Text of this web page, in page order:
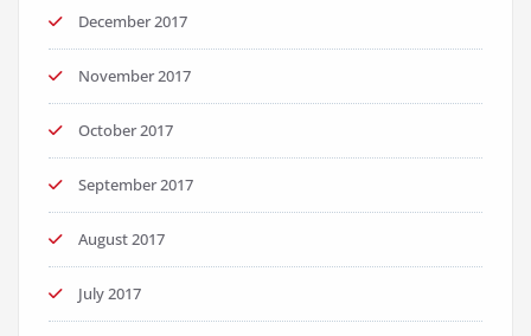
December 2017
November 2017
October 2017
September 2017
August 2017
July 2017